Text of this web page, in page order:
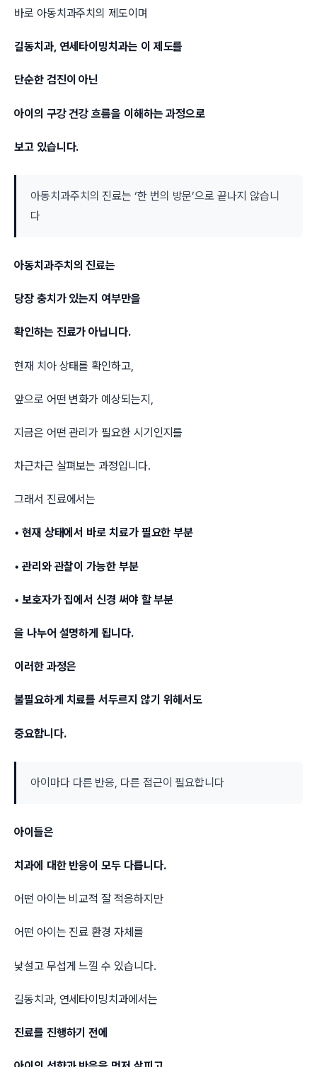
바로 아동치과주치의 제도이며
길동치과, 연세타이밍치과는 이 제도를
단순한 검진이 아닌
아이의 구강 건강 흐름을 이해하는 과정으로
보고 있습니다.
아동치과주치의 진료는 ‘한 번의 방문’으로 끝나지 않습니
다
아동치과주치의 진료는
당장 충치가 있는지 여부만을
확인하는 진료가 아닙니다.
현재 치아 상태를 확인하고,
앞으로 어떤 변화가 예상되는지,
지금은 어떤 관리가 필요한 시기인지를
차근차근 살펴보는 과정입니다.
그래서 진료에서는
• 현재 상태에서 바로 치료가 필요한 부분
• 관리와 관찰이 가능한 부분
• 보호자가 집에서 신경 써야 할 부분
을 나누어 설명하게 됩니다.
이러한 과정은
불필요하게 치료를 서두르지 않기 위해서도
중요합니다.
아이마다 다른 반응, 다른 접근이 필요합니다
아이들은
치과에 대한 반응이 모두 다릅니다.
어떤 아이는 비교적 잘 적응하지만
어떤 아이는 진료 환경 자체를
낯설고 무섭게 느낄 수 있습니다.
길동치과, 연세타이밍치과에서는
진료를 진행하기 전에